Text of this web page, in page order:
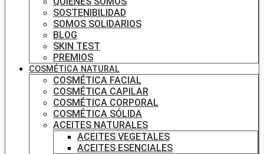
SOSTENIBILIDAD
SOMOS SOLIDARIOS
BLOG
SKIN TEST
PREMIOS
COSMÉTICA NATURAL
COSMÉTICA FACIAL
COSMÉTICA CAPILAR
COSMÉTICA CORPORAL
COSMÉTICA SÓLIDA
ACEITES NATURALES
ACEITES VEGETALES
ACEITES ESENCIALES